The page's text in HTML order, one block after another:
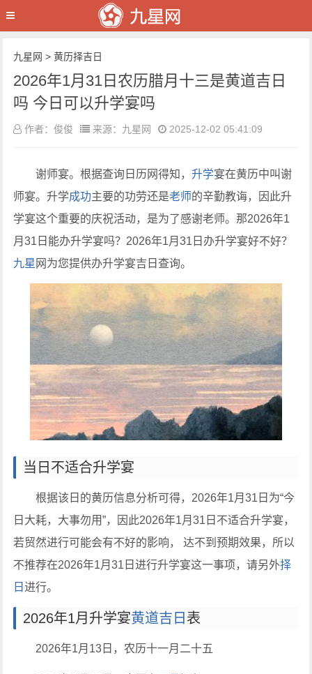
九星网 >黄历择吉日
2026年1月31日农历腊月十三是黄道吉日
吗 今日可以升学宴吗
作者：俊俊 来源：九星网 2025-12-02 05:41:09
谢师宴。根据查询日历网得知，升学宴在黄历中叫谢
师宴。升学成功主要的功劳还是老师的辛勤教诲，因此升
学宴这个重要的庆祝活动，是为了感谢老师。那2026年1
月31日能办升学宴吗？2026年1月31日办升学宴好不好？
九星 网为您提供办升学宴吉日查询。
当日不适合升学宴
根据该日的黄历信息分析可得，2026年1月31日为“今
日大耗，大事勿用”，因此2026年1月31日不适合升学宴，
若贸然进行可能会有不好的影响， 达不到预期效果，所以
不推荐在2026年1月31日进行升学宴这一事项，请另外择
日进行。
2026年1月升学宴黄道吉日 表
2026年1月13日，农历十一月二十五